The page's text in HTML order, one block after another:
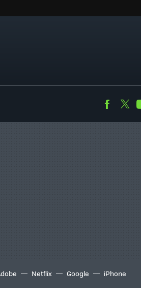
Netflix Google iPhone